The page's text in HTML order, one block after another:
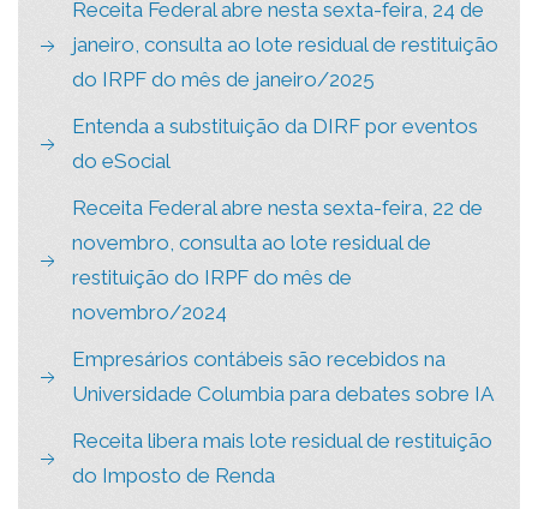
Receita Federal abre nesta sexta-feira, 24 de
janeiro, consulta ao lote residual de restituição
do IRPF do mês de janeiro/2025
Entenda a substituição da DIRF por eventos
do eSocial
Receita Federal abre nesta sexta-feira, 22 de
novembro, consulta ao lote residual de
restituição do IRPF do mês de
novembro/2024
Empresários contábeis são recebidos na
Universidade Columbia para debates sobre IA
Receita libera mais lote residual de restituição
do Imposto de Renda